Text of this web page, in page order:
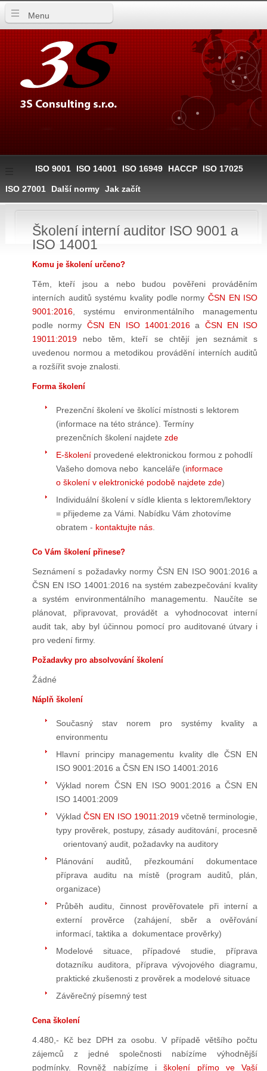
Menu
ISO 9001 ISO 14001 ISO 16949 HACCP ISO 17025
ISO 27001 Další normy Jak začít
Školení interní auditor ISO 9001 a
ISO 14001
Komu je školení určeno?
Těm, kteří jsou a nebo budou pověřeni prováděním
interních auditů systému kvality podle normyČSN EN ISO
9001:2016, systému environmentálního managementu
podle normy ČSN EN ISO 14001:2016a ČSN EN ISO
19011:2019nebo těm, kteří se chtějí jen seznámit s
uvedenou normou a metodikou provádění interních auditů
a rozšířit svoje znalosti.
Forma školení
Prezenční školeníve školící místnosti s lektorem
(informace na této stránce). Termíny
prezenčních školení najdete zde
E-školení provedené elektronickou formou z pohodlí
Vašeho domova nebo kanceláře (informace
o školení v elektronické podobě najdete zde)
Individuální školení v sídle klienta s lektorem/lektory
= přijedeme za Vámi. Nabídku Vám zhotovíme
obratem - kontaktujte nás.
Co Vám školení přinese?
Seznámení s požadavky normy ČSN EN ISO 9001:2016 a
ČSN EN ISO 14001:2016 na systém zabezpečování kvality
a systém environmentálního managementu. Naučíte se
plánovat, připravovat, provádět a vyhodnocovat interní
audit tak, aby byl účinnou pomocí pro auditované útvary i
pro vedení firmy.
Požadavky pro absolvování školení
Žádné
Náplň školení
Současný stav norem pro systémy kvality a
environmentu
Hlavní principy managementu kvality dle ČSN EN
ISO 9001:2016 a ČSN EN ISO 14001:2016
Výklad norem ČSN EN ISO 9001:2016 a ČSN EN
ISO 14001:2009
VýkladČSN EN ISO 19011:2019včetně terminologie,
typy prověrek, postupy, zásady auditování, procesně
orientovaný audit, požadavky na auditory
Plánování auditů, přezkoumání dokumentace
příprava auditu na místě (program auditů, plán,
organizace)
Průběh auditu, činnost prověřovatele při interní a
externí prověrce (zahájení, sběr a ověřování
informací, taktika a dokumentace prověrky)
Modelové situace, případové studie, příprava
dotazníku auditora, příprava vývojového diagramu,
praktické zkušenosti z prověrek a modelové situace
Závěrečný písemný test
Cena školení
4.480,- Kč bez DPH za osobu. V případě většího počtu
zájemců z jedné společnosti nabízíme výhodnější
podmínky. Rovněž nabízíme iškolení přímo ve Vaší